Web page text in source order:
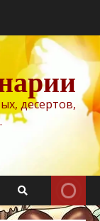
десертов,